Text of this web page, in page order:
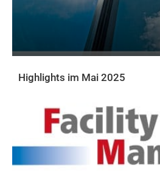
Highlights im Mai 2025